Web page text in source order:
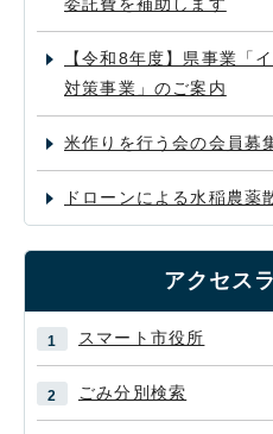
【令和8年度】県事業「
対策事業」のご案内
米作りを行う会の会員募
ドローンによる水稲農薬
アクセス
スマート市役所
ごみ分別検索